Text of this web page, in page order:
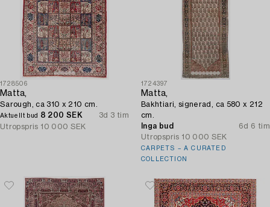
1728506
Matta,
Sarough, ca 310 x 210 cm.
Aktuellt bud 8 200 SEK
3d 3 tim
Utropspris 10 000 SEK
1724397
Matta,
Bakhtiari, signerad, ca 580 x 212
cm.
Inga bud
6d 6 tim
Utropspris 10 000 SEK
CARPETS – A CURATED
COLLECTION